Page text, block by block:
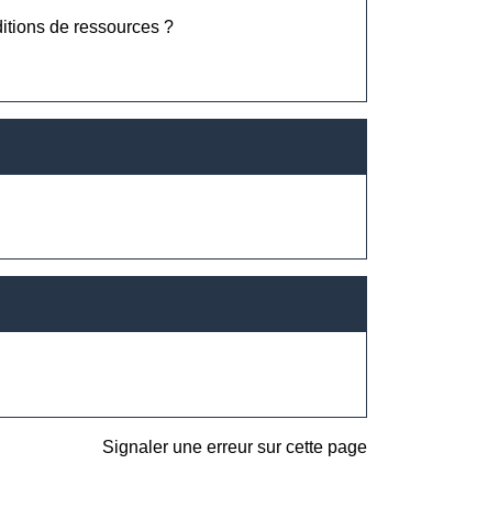
de ressources ?
Signaler une erreur sur cette page